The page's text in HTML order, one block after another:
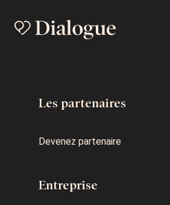
Les partenaires
Devenez partenaire
Entreprise